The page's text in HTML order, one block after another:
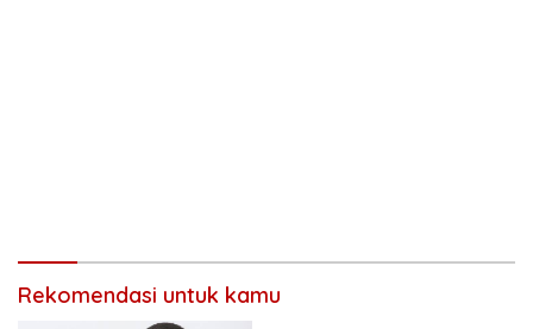
Rekomendasi untuk kamu